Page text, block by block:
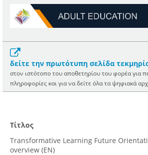
δείτε την πρωτότυπη σελίδα
στον ιστότοπο του αποθετηρίου του φορέα για
πληροφορίες και για να δείτε όλα τα ψηφιακά
Τίτλος
Transformative Learning Future
overview (EN)